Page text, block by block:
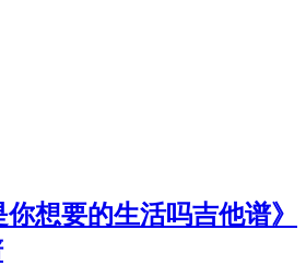
想要的生活吗吉他谱》